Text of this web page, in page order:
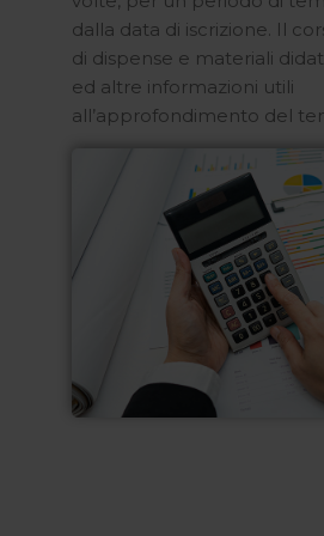
dalla data di iscrizione. Il
di dispense e materiali
ed altre informazioni utili
all’approfondimento del